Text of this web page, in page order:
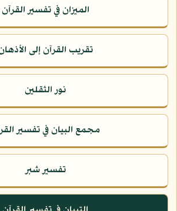
الميزان في تفسير القرآن
تقريب القرآن إلى
نور الثقلين
مجمع البيان في تفسير
تفسير شبر